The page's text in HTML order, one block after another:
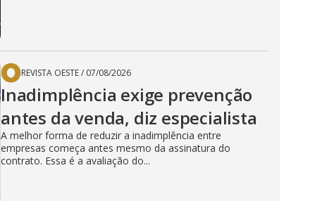
REVISTA OESTE/ 07/08/2026
Inadimplência exige prevenção
antes da venda, diz especialista
A melhor forma de reduzir a inadimplência entre
empresas começa antes mesmo da assinatura do
contrato. Essa é a avaliação do...